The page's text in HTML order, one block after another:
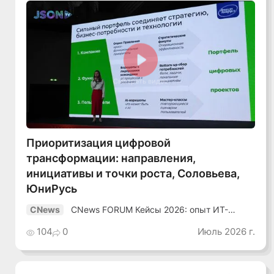
Смотреть видео
Приоритизация цифровой
трансформации: направления,
инициативы и точки роста, Соловьева,
ЮниРусь
CNews
CNews FORUM Кейсы 2026: опыт ИТ-
104 0 Июль 2026 г.